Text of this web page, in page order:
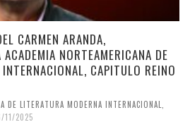
CARMEN ARANDA,
NORTEAMERICANA DE
CAPITULO REINO
DE LITERATURA MODERNA INTERNACIONAL,
11/2025